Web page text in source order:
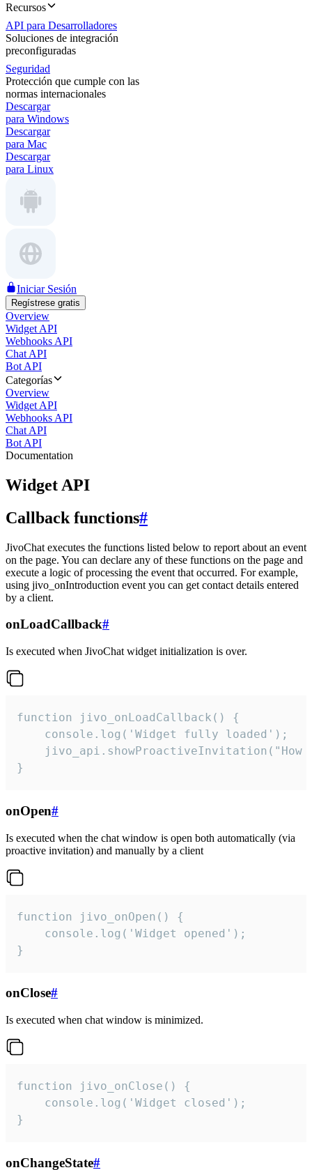
Recursos
API para Desarrolladores
Soluciones de integración
preconfiguradas
Seguridad
Protección que cumple con las
normas internacionales
Descargar
para Windows
Descargar
para Mac
Descargar
para Linux
Iniciar Sesión
Regístrese gratis
Overview
Widget API
Webhooks API
Chat API
Bot API
Categorías
Overview
Widget API
Webhooks API
Chat API
Bot API
Documentation
Widget API
Callback functions#
JivoChat executes the functions listed below to report about an event
on the page. You can declare any of these functions on the page and
execute a logic of processing the event that occurred. For example,
using jivo_onIntroduction event you can get contact details entered
by a client.
onLoadCallback#
Is executed when JivoChat widget initialization is over.
function jivo_onLoadCallback() {
    console.log('Widget fully loaded');
jivo_api.showProactiveInvitation("How
}
onOpen#
Is executed when the chat window is open both automatically (via
proactive invitation) and manually by a client
function jivo_onOpen() {
    console.log('Widget opened');
}
onClose#
Is executed when chat window is minimized.
function jivo_onClose() {
    console.log('Widget closed');
}
onChangeState#